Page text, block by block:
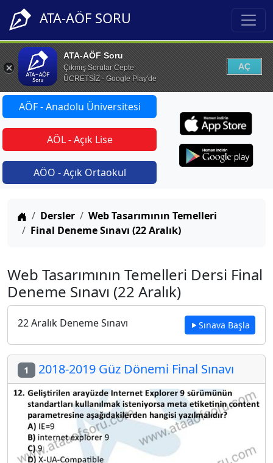
ATA-AÖF SORU
ATA-AÖF Soru
Çıkmış Sorular Cepte
ÜCRETSİZ - Google Play'de
AÇ
AÖF - Anadolu Üniversitesi
AÖL - Açık Lise
AÖO - Açık Ortaokul
Anasayfa
Dersler
Web Tasarımının Temelleri
Final Deneme Sınavı (22 Aralık)
Web Tasarımının Temelleri Dersi Final
Deneme Sınavı (22 Aralık)
22 Aralık Deneme Sınavı Sınava Başla
1 2018-2019 Güz Dönemi Final Sınavı